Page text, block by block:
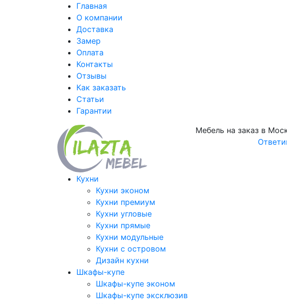
Главная
О компании
Доставка
Замер
Оплата
Контакты
Отзывы
Как заказать
Статьи
Гарантии
Мебель на заказ в
Кухни
Кухни эконом
Кухни премиум
Кухни угловые
Кухни прямые
Кухни модульные
Кухни с островом
Дизайн кухни
Шкафы-купе
Шкафы-купе эконом
Шкафы-купе эксклюзив